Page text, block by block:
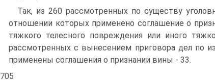
Так, из 260 рассмотренных по существу
отношении которых применено соглашение о
тяжкого телесного повреждения или иного
рассмотренных с вынесением приговора дел по
применены соглашения о признании вины - 33.
705